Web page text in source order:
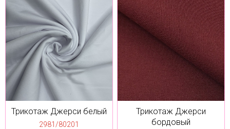
Трикотаж Джерси белый
2981/80201
Трикотаж Джерси
бордовый